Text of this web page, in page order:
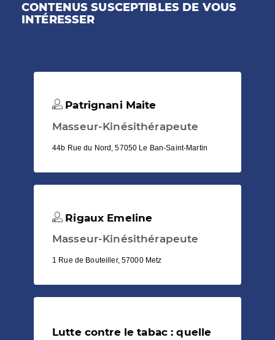
CONTENUS SUSCEPTIBLES DE VOUS
INTÉRESSER
Patrignani Maite
Masseur-Kinésithérapeute
44b Rue du Nord, 57050 Le Ban-Saint-Martin
Rigaux Emeline
Masseur-Kinésithérapeute
1 Rue de Bouteiller, 57000 Metz
Lutte contre le tabac : quelle